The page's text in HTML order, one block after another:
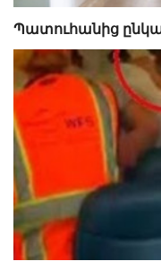
Պատուհանից